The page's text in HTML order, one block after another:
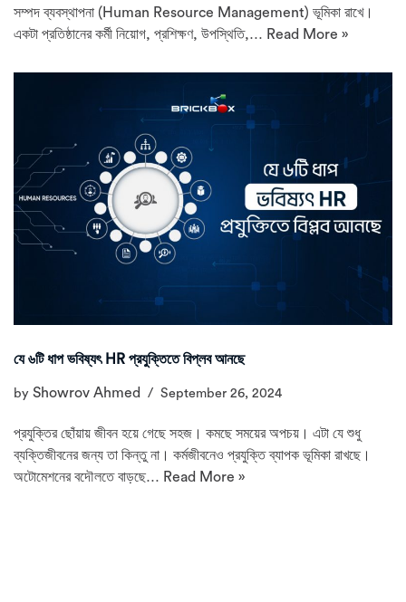
সম্পদ ব্যবস্থাপনা (Human Resource Management) ভূমিকা রাখে।
একটা প্রতিষ্ঠানের কর্মী নিয়োগ, প্রশিক্ষণ, উপস্থিতি,… Read More »
যে ৬টি ধাপ ভবিষ্যৎ HR প্রযুক্তিতে বিপ্লব আনছে
by Showrov Ahmed September 26, 2024
প্রযুক্তির ছোঁয়ায় জীবন হয়ে গেছে সহজ। কমছে সময়ের অপচয়। এটা যে শুধু
ব্যক্তিজীবনের জন্য তা কিন্তু না। কর্মজীবনেও প্রযুক্তি ব্যাপক ভূমিকা রাখছে।
অটোমেশনের বদৌলতে বাড়ছে… Read More »